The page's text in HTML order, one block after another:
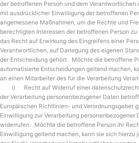
der betroffenen Person und dem Verantwortlichen
mit ausdrücklicher Einwilligung der betroffenen
angemessene Maßnahmen, um die Rechte und
berechtigten Interessen der betroffenen Person
das Recht auf Erwirkung des Eingreifens einer
Verantwortlichen, auf Darlegung des eigenen
der Entscheidung gehört. Möchte die betroffene
automatisierte Entscheidungen geltend machen,
an einen Mitarbeiter des für die Verarbeitung
i) Recht auf Widerruf einer
der Verarbeitung personenbezogener Daten
Europäischen Richtlinien- und Verordnungsgeber
Einwilligung zur Verarbeitung personenbezogener
widerrufen. Möchte die betroffene Person ihr
Einwilligung geltend machen, kann sie sich hierzu